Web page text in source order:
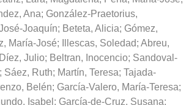
Ana; González-Praetorius,
Joaquín; Beteta, Alicia; Gómez,
María-José; Illescas, Soledad; Abreu,
Julio; Beltran, Inocencio; Sandoval-
; Sáez, Ruth; Martín, Teresa; Tajada-
Belén; García-Valero, María-Teresa;
Isabel ; García-de-Cruz, Susana;